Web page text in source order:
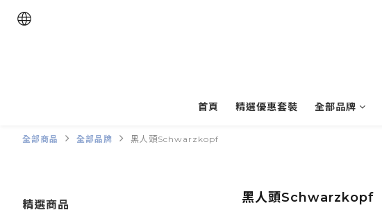
首頁 精選優惠套裝 全部品牌
全部商品 全部品牌 黑人頭Schwarzkopf
精選商品 黑人頭Schwarzkopf